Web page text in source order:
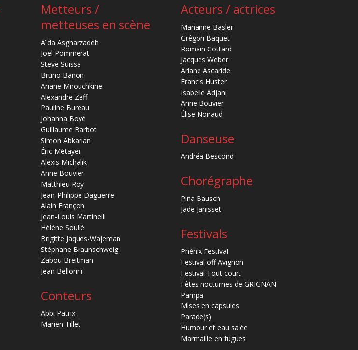
Metteurs /
metteuses en scène
Aïda Asgharzadeh
Joël Pommerat
Steve Suissa
Bruno Banon
Ariane Mnouchkine
Alexandre Zeff
Pauline Bureau
Johanna Boyé
Guillaume Barbot
Simon Abkarian
Éric Métayer
Alexis Michalik
Anne Bouvier
Matthieu Roy
Jean-Philippe Daguerre
Alain Françon
Jean-Louis Martinelli
Hélène Soulié
Brigitte Jaques-Wajeman
Stéphane Braunschweig
Zabou Breitman
Jean Bellorini
Conteurs
Abbi Patrix
Marien Tillet
Acteurs / actrices
Marianne Basler
Grégori Baquet
Romain Cottard
Jacques Weber
Ariane Ascaride
Francis Huster
Isabelle Adjani
Anne Bouvier
Élise Noiraud
Danseuse
Andréa Bescond
Chorégraphe
Pina Bausch
Jade Janisset
Festivals
Phénix Festival
Festival off Avignon
Festival Tout court
Fêtes nocturnes de GRIGNAN
Pampa
Mises en capsules
Parade(s)
Humour et eau salée
Marmaille en fugues